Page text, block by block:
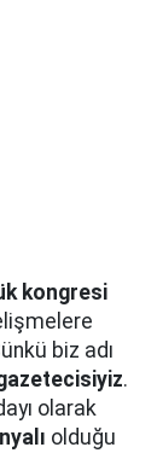
kongresi
biz adı
.
olarak
olduğu